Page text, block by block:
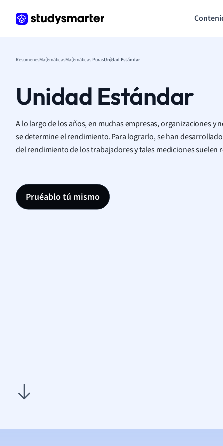
ResumenesMatemáticasMatemáticas PurasUnidad Estándar
Unidad Estándar
A lo largo de los años, en muchas empresas, organizaciones y
se determine el rendimiento. Para lograrlo, se han
del rendimiento de los trabajadores y tales mediciones suelen
Pruéablo tú mismo